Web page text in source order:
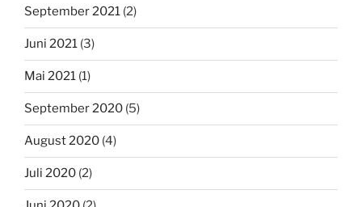
September 2021 (2)
Juni 2021 (3)
Mai 2021 (1)
September 2020 (5)
August 2020 (4)
Juli 2020 (2)